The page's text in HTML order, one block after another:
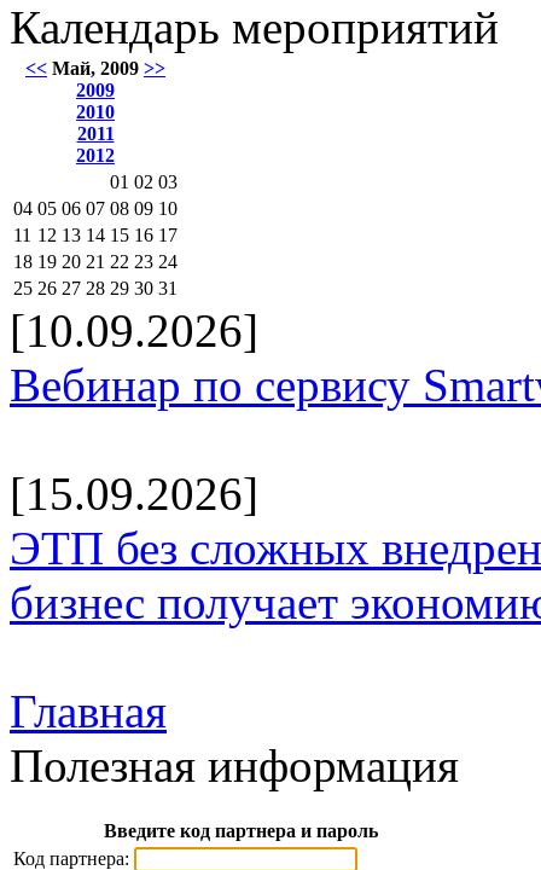
Календарь мероприятий
<< Май, 2009 >>
2009
2010
2011
2012
01 02 03
04 05 06 07 08 09 10
11 12 13 14 15 16 17
18 19 20 21 22 23 24
25 26 27 28 29 30 31
[10.09.2026]
Вебинар по сервису
[15.09.2026]
ЭТП без сложных
бизнес получает
Главная
Полезная информация
Введите код партнера и пароль
Код партнера: